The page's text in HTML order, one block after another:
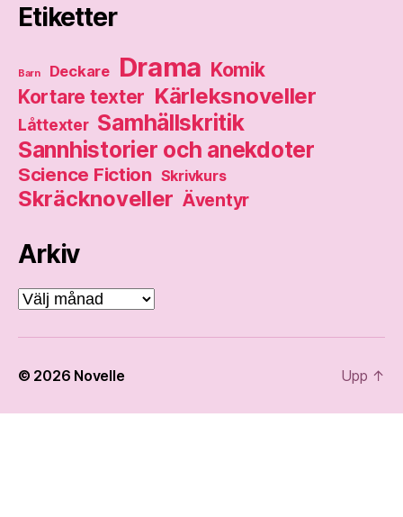
Etiketter
Barn Deckare Drama Komik
Kortare texter Kärleksnoveller
Låttexter Samhällskritik
Sannhistorier och anekdoter
Science Fiction Skrivkurs
Skräcknoveller Äventyr
Arkiv
Arkiv
© 2026 Novelle Upp ↑